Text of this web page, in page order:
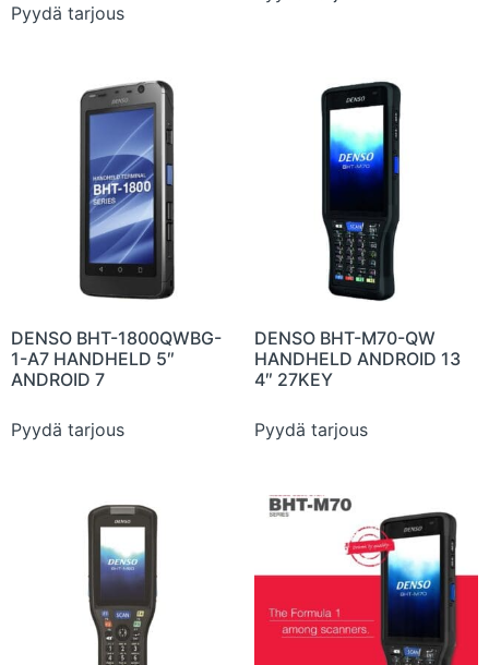
Pyydä tarjous
DENSO BHT-1800QWBG-
1-A7 HANDHELD 5″
ANDROID 7
Pyydä tarjous
DENSO BHT-M70-QW
HANDHELD ANDROID 13
4″ 27KEY
Pyydä tarjous